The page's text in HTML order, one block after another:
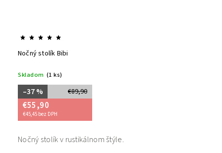
Nočný stolík Bibi
Skladom (1 ks)
€89,90
–37 %
€55,90
€45,45 bez DPH
Nočný stolík v rustikálnom štýle.